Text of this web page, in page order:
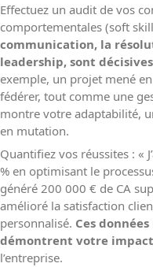
Effectuez un audit de vos
comportementales (soft
communication, la
leadership, sont décisives
exemple, un projet mené
fédérer, tout comme une
montre votre adaptabilité,
en mutation.
Quantifiez vos réussites : «
% en optimisant le
généré 200 000 € de CA
amélioré la satisfaction
personnalisé. Ces
démontrent votre
l’entreprise.